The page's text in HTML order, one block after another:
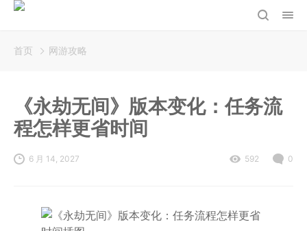
首页 网游攻略
《永劫无间》版本变化：任务流
程怎样更省时间
6 月 14, 2027 592 0